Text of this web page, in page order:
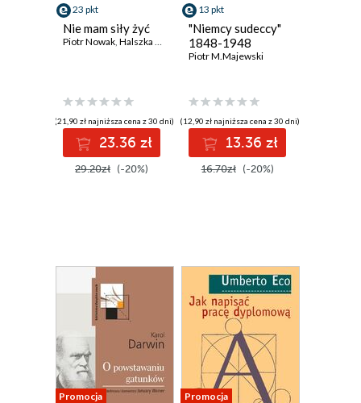
23 pkt
Nie mam siły żyć
Piotr Nowak, Halszka Witkowska
(21,90 zł najniższa cena z 30 dni)
23.36 zł
29.20zł (-20%)
13 pkt
"Niemcy sudeccy"
1848-1948
Piotr M.Majewski
(12,90 zł najniższa cena z 30 dni)
13.36 zł
16.70zł (-20%)
Promocja Promocja